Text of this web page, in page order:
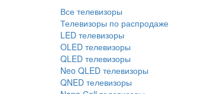
Все телевизоры
Телевизоры по распродаже
LED телевизоры
OLED телевизоры
QLED телевизоры
Neo QLED телевизоры
QNED телевизоры